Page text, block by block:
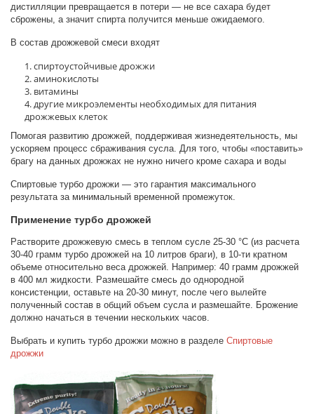
дистилляции превращается в потери — не все сахара будет
сброжены, а значит спирта получится меньше ожидаемого.
В состав дрожжевой смеси входят
спиртоустойчивые дрожжи
аминокислоты
витамины
другие микроэлементы необходимых для питания
дрожжевых клеток
Помогая развитию дрожжей, поддерживая жизнедеятельность, мы
ускоряем процесс сбраживания сусла. Для того, чтобы «поставить»
брагу на данных дрожжах не нужно ничего кроме сахара и воды
Спиртовые турбо дрожжи — это гарантия максимального
результата за минимальный временной промежуток.
Применение турбо дрожжей
Растворите дрожжевую смесь в теплом сусле 25-30 °С (из расчета
30-40 грамм турбо дрожжей на 10 литров браги), в 10-ти кратном
объеме относительно веса дрожжей. Например: 40 грамм дрожжей
в 400 мл жидкости. Размешайте смесь до однородной
консистенции, оставьте на 20-30 минут, после чего вылейте
полученный состав в общий объем сусла и размешайте. Брожение
должно начаться в течении нескольких часов.
Выбрать и купить турбо дрожжи можно в разделе Спиртовые
дрожжи